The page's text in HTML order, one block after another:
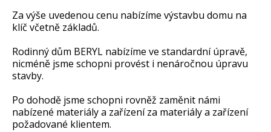
Za výše uvedenou cenu nabízíme výstavbu domu na
klíč včetně základů.
Rodinný dům BERYL nabízíme ve standardní úpravě,
nicméně jsme schopni provést i nenáročnou úpravu
stavby.
Po dohodě jsme schopni rovněž zaměnit námi
nabízené materiály a zařízení za materiály a zařízení
požadované klientem.